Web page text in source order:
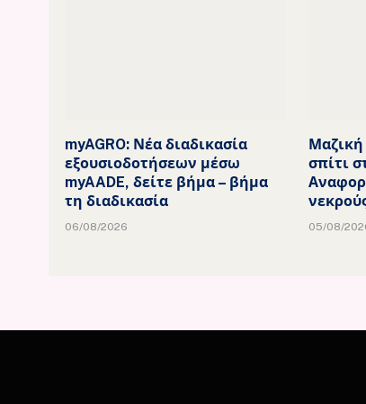
myAGRO: Νέα διαδικασία
εξουσιοδοτήσεων μέσω
myAADE, δείτε βήμα – βήμα
τη διαδικασία
06/08/2026
σπίτι
05/08/